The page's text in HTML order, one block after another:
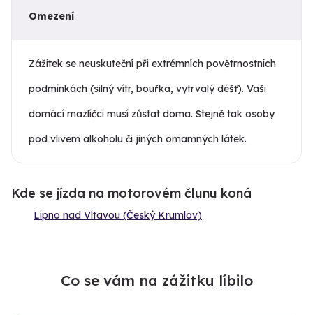
Omezení
Zážitek se neuskuteční při extrémních povětrnostních
podmínkách (silný vítr, bouřka, vytrvalý déšť). Vaši
domácí mazlíčci musí zůstat doma. Stejně tak osoby
pod vlivem alkoholu či jiných omamných látek.
Kde se jízda na motorovém člunu koná
Lipno nad Vltavou (Český Krumlov)
Co se vám na zážitku líbilo